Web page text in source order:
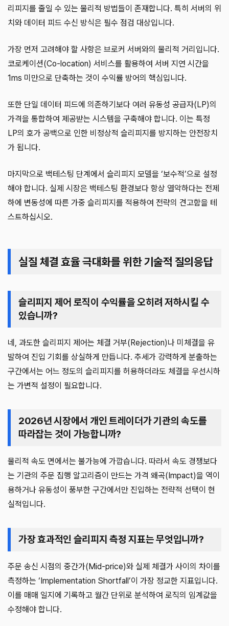
리피지를 줄일 수 있는 물리적 방법들이 존재합니다. 특히 서버의 위
치와 데이터 피드 수신 방식은 필수 점검 대상입니다.
가장 먼저 고려해야 할 사항은 브로커 서버와의 물리적 거리입니다.
코로케이션(Co-location) 서비스를 활용하여 서버 지연 시간을
1ms 미만으로 단축하는 것이 수익률 방어의 핵심입니다.
또한 단일 데이터 피드에 의존하기보다 여러 유동성 공급자(LP)의
가격을 통합하여 제공받는 시스템을 구축해야 합니다. 이는 특정
LP의 호가 공백으로 인한 비정상적 슬리피지를 방지하는 안전장치
가 됩니다.
마지막으로 백테스팅 단계에서 슬리피지 모델을 ‘보수적’으로 설정
해야 합니다. 실제 시장은 백테스팅 환경보다 항상 열악하다는 전제
하에 변동성에 따른 가중 슬리피지를 적용하여 전략의 견고함을 테
스트하십시오.
실질 체결 효율 극대화를 위한 기술적 질의응답
슬리피지 제어 로직이 수익률을 오히려 저하시킬 수
있습니까?
네, 과도한 슬리피지 제어는 체결 거부(Rejection)나 미체결을 유
발하여 진입 기회를 상실하게 만듭니다. 추세가 강력하게 분출하는
구간에서는 어느 정도의 슬리피지를 허용하더라도 체결을 우선시하
는 가변적 설정이 필요합니다.
2026년 시장에서 개인 트레이더가 기관의 속도를
따라잡는 것이 가능합니까?
물리적 속도 면에서는 불가능에 가깝습니다. 따라서 속도 경쟁보다
는 기관의 주문 집행 알고리즘이 만드는 가격 왜곡(Impact)을 역이
용하거나 유동성이 풍부한 구간에서만 진입하는 전략적 선택이 현
실적입니다.
가장 효과적인 슬리피지 측정 지표는 무엇입니까?
주문 송신 시점의 중간가(Mid-price)와 실제 체결가 사이의 차이를
측정하는 ‘Implementation Shortfall’이 가장 정교한 지표입니다.
이를 매매 일지에 기록하고 월간 단위로 분석하여 로직의 임계값을
수정해야 합니다.